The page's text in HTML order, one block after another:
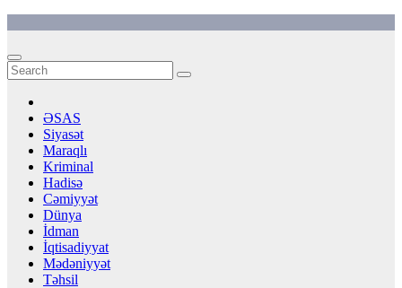
content
ƏSAS
Siyasət
Maraqlı
Kriminal
Hadisə
Cəmiyyət
Dünya
İdman
İqtisadiyyat
Mədəniyyət
Təhsil